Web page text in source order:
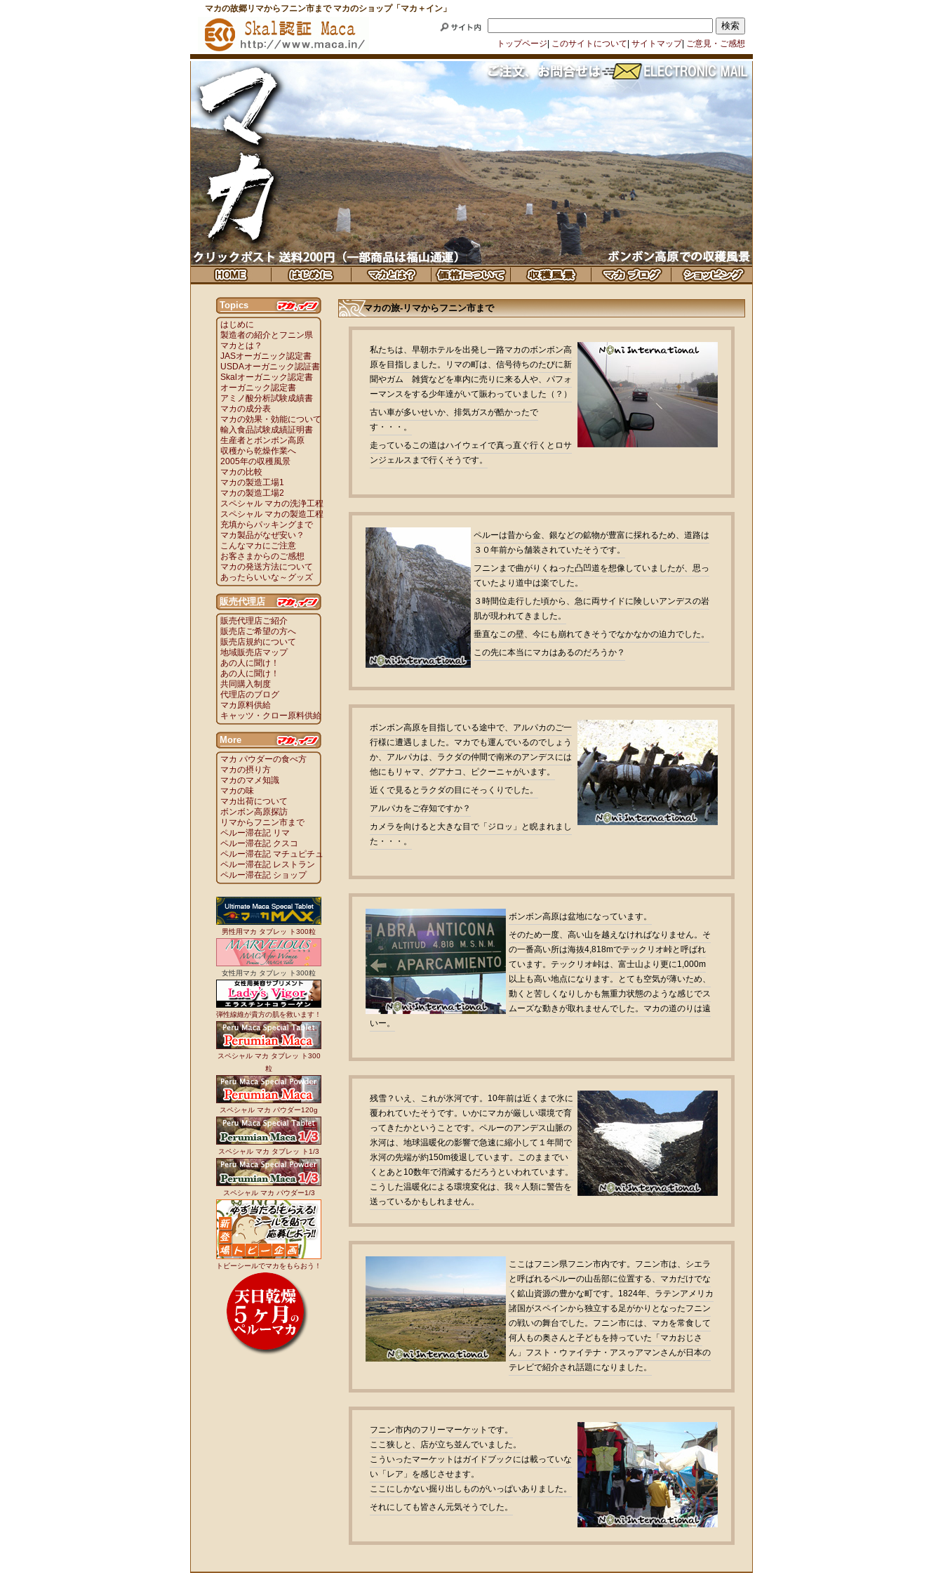
マカの故郷リマからフニン市まで マカのショップ「マカ＋イン」
トップページ このサイトについて サイトマップ| ご意見・ご感想
マカの旅-リマからフニン市まで
私たちは、早朝ホテルを出発し一路マカのボンボン高
原を目指しました。リマの町は、信号待ちのたびに新
聞やガム 雑貨などを車内に売りに来る人や、パフォ
ーマンスをする少年達がいて賑わっていました（？）
古い車が多いせいか、排気ガスが酷かったで
す・・・。
走っているこの道はハイウェイで真っ直ぐ行くとロサ
ンジェルスまで行くそうです。
ペルーは昔から金、銀などの鉱物が豊富に採れるため、道路は
３０年前から舗装されていたそうです。
フニンまで曲がりくねった凸凹道を想像していましたが、思っ
ていたより道中は楽でした。
３時間位走行した頃から、急に両サイドに険しいアンデスの岩
肌が現われてきました。
垂直なこの壁、今にも崩れてきそうでなかなかの迫力でした。
この先に本当にマカはあるのだろうか？
ボンボン高原を目指している途中で、アルパカのご一
行様に遭遇しました。 マカでも運んでいるのでしょう
か、アルパカは、ラクダの仲間で南米のアンデスには
他にもリャマ、グアナコ、ピクーニャがいます。
近くで見るとラクダの目にそっくりでした。
アルパカをご存知ですか？
カメラを向けると大きな目で「ジロッ」と睨まれまし
た・・・。
ボンボン高原は盆地になっています。
そのため一度、高い山を越えなければなりません。そ
の一番高い所は海抜4,818mでテックリオ峠と呼ばれ
ています。テックリオ峠は、富士山より更に1,000m
以上も高い地点になります。とても空気が薄いため、
動くと苦しくなりしかも無重力状態のような感じでス
ムーズな動きが取れませんでした。マカの道のりは遠
いー。
残雪？いえ、これが氷河です。10年前は近くまで氷に
覆われていたそうです。いかにマカが厳しい環境で育
ってきたかということです。ペルーのアンデス山脈の
氷河は、地球温暖化の影響で急速に縮小して１年間で
氷河の先端が約150m後退しています。このままでい
くとあと10数年で消滅するだろうといわれています。
こうした温暖化による環境変化は、我々人類に警告を
送っているかもしれません。
ここはフニン県フニン市内です。フニン市は、シエラ
と呼ばれるペルーの山岳部に位置する、マカだけでな
く鉱山資源の豊かな町です。1824年、ラテンアメリカ
諸国がスペインから独立する足がかりとなったフニン
の戦いの舞台でした。フニン市には、マカを常食して
何人もの奥さんと子どもを持っていた「マカおじさ
ん」フスト・ウァイテナ・アスゥアマンさんが日本の
テレビで紹介され話題になりました。
フニン市内のフリーマーケットです。
ここ狭しと、店が立ち並んでいました。
こういったマーケットはガイドブックには載っていな
い「レア」を感じさせます。
ここにしかない掘り出しものがいっぱいありました。
それにしても皆さん元気そうでした。
Topics
はじめに
製造者の紹介とフニン県
マカとは？
JASオーガニック認定書
USDAオーガニック認証書
Skalオーガニック認定書
オーガニック認定書
アミノ酸分析試験成績書
マカの成分表
マカの効果・効能について
輸入食品試験成績証明書
生産者とボンボン高原
収穫から乾燥作業へ
2005年の収穫風景
マカの比較
マカの製造工場1
マカの製造工場2
スペシャル マカの洗浄工程
スペシャル マカの製造工程
充填からパッキングまで
マカ製品がなぜ安い？
こんなマカにご注意
お客さまからのご感想
マカの発送方法について
あったらいいな～グッズ
販売代理店
販売代理店ご紹介
販売店ご希望の方へ
販売店規約について
地域販売店マップ
あの人に聞け！
あの人に聞け！
共同購入制度
代理店のブログ
マカ原料供給
キャッツ・クロー原料供給
More
マカ パウダーの食べ方
マカの摂り方
マカのマメ知識
マカの味
マカ出荷について
ボンボン高原探訪
リマからフニン市まで
ペルー滞在記 リマ
ペルー滞在記 クスコ
ペルー滞在記 マチュピチュ
ペルー滞在記 レストラン
ペルー滞在記 ショップ
男性用マカ タブレッ ト300粒
女性用マカ タブレッ ト300粒
弾性線維が貴方の肌を救います！
スペシャル マカ タブレッ ト300
粒
スペシャル マカ パウダー120g
スペシャル マカ タブレッ ト1/3
スペシャル マカ パウダー1/3
トビーシールでマカをもらおう！